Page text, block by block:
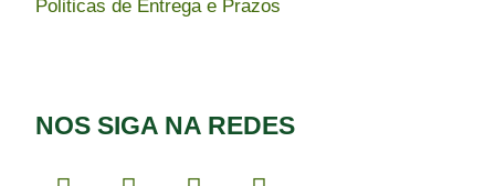
Politicas de Entrega e Prazos
NOS SIGA NA REDES